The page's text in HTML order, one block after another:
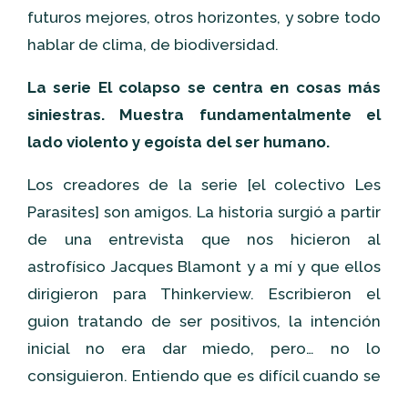
futuros mejores, otros horizontes, y sobre todo
hablar de clima, de biodiversidad.
La serie El colapso se centra en cosas más
siniestras. Muestra fundamentalmente el
lado violento y egoísta del ser humano.
Los creadores de la serie [el colectivo Les
Parasites] son amigos. La historia surgió a partir
de una entrevista que nos hicieron al
astrofísico Jacques Blamont y a mí y que ellos
dirigieron para Thinkerview. Escribieron el
guion tratando de ser positivos, la intención
inicial no era dar miedo, pero… no lo
consiguieron. Entiendo que es difícil cuando se